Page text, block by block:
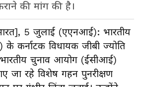
की मांग की है।
5 जुलाई (एएनआई): भारतीय
के कर्नाटक विधायक जीबी ज्योति
चुनाव आयोग (ईसीआई)
जा रहे विशेष गहन पुनरीक्षण